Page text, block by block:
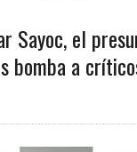
Sayoc, el
bomba a